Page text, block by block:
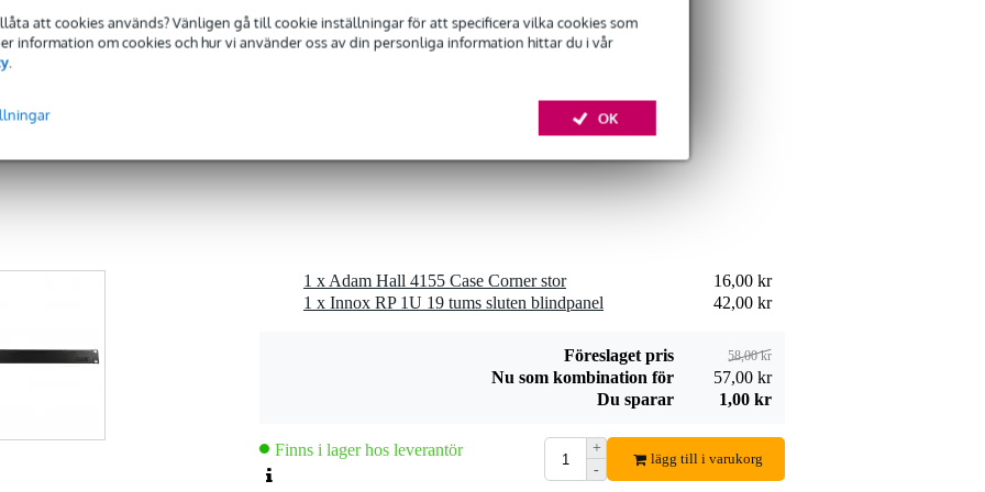
att cookies används? Vänligen gå till cookie inställningar för att specificera vilka cookies som
information om cookies och hur vi använder oss av din personliga information hittar du i vår
.
OK
tums panel till 8 x
D-storleks chassin
69,00 kr
Innox RP SHELF-1
Perforated Inlay
Lägg till beställning
1 x Adam Hall 4155 Case Corner stor
16,00 kr
1 x Innox RP 1U 19 tums sluten blindpanel
42,00 kr
Föreslaget pris 58,00 kr
Nu som kombination för
57,00 kr
Du sparar
1,00 kr
Finns i lager hos leverantör
+
-
lägg till i varukorg